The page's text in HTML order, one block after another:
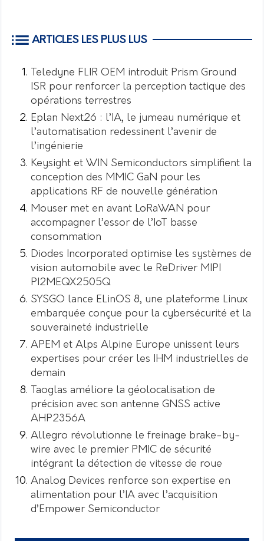
ARTICLES LES PLUS LUS
Teledyne FLIR OEM introduit Prism Ground
ISR pour renforcer la perception tactique des
opérations terrestres
Eplan Next26 : l’IA, le jumeau numérique et
l’automatisation redessinent l’avenir de
l’ingénierie
Keysight et WIN Semiconductors simplifient la
conception des MMIC GaN pour les
applications RF de nouvelle génération
Mouser met en avant LoRaWAN pour
accompagner l’essor de l’IoT basse
consommation
Diodes Incorporated optimise les systèmes de
vision automobile avec le ReDriver MIPI
PI2MEQX2505Q
SYSGO lance ELinOS 8, une plateforme Linux
embarquée conçue pour la cybersécurité et la
souveraineté industrielle
APEM et Alps Alpine Europe unissent leurs
expertises pour créer les IHM industrielles de
demain
Taoglas améliore la géolocalisation de
précision avec son antenne GNSS active
AHP2356A
Allegro révolutionne le freinage brake-by-
wire avec le premier PMIC de sécurité
intégrant la détection de vitesse de roue
Analog Devices renforce son expertise en
alimentation pour l’IA avec l’acquisition
d’Empower Semiconductor